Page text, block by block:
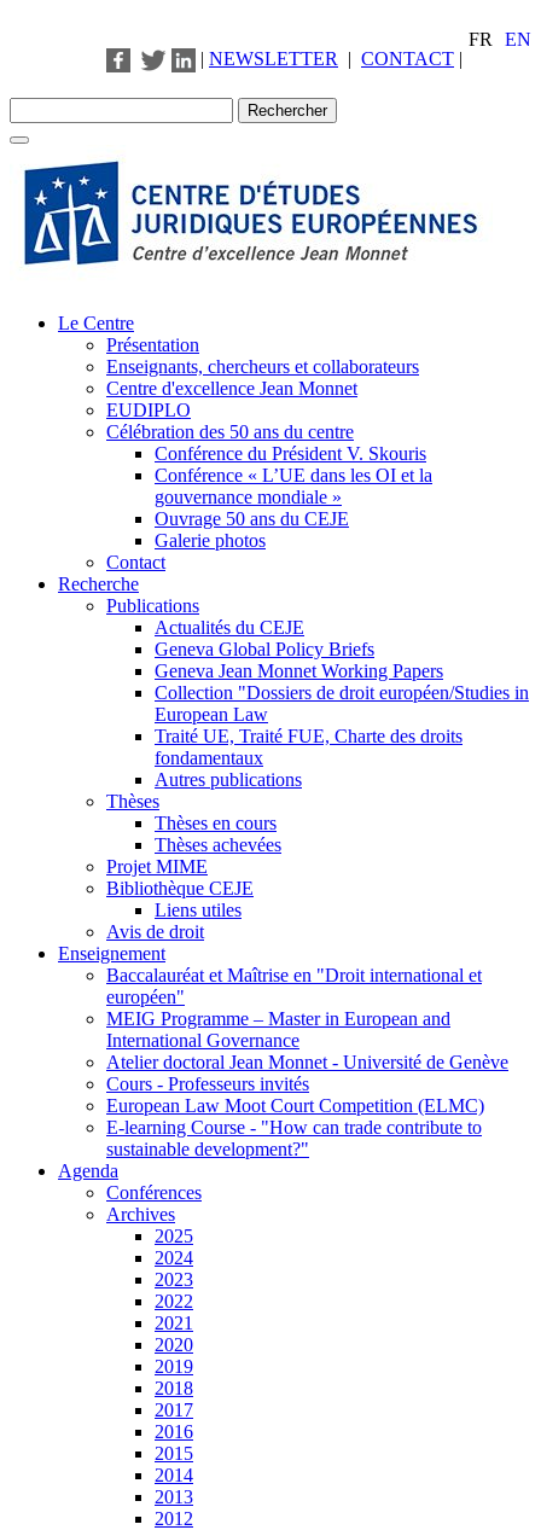
FR
EN
| NEWSLETTER | CONTACT |
Le Centre
Présentation
Enseignants, chercheurs et collaborateurs
Centre d'excellence Jean Monnet
EUDIPLO
Célébration des 50 ans du centre
Conférence du Président V. Skouris
Conférence « L’UE dans les OI et la
gouvernance mondiale »
Ouvrage 50 ans du CEJE
Galerie photos
Contact
Recherche
Publications
Actualités du CEJE
Geneva Global Policy Briefs
Geneva Jean Monnet Working Papers
Collection "Dossiers de droit européen/Studies in
European Law
Traité UE, Traité FUE, Charte des droits
fondamentaux
Autres publications
Thèses
Thèses en cours
Thèses achevées
Projet MIME
Bibliothèque CEJE
Liens utiles
Avis de droit
Enseignement
Baccalauréat et Maîtrise en "Droit international et
européen"
MEIG Programme – Master in European and
International Governance
Atelier doctoral Jean Monnet - Université de Genève
Cours - Professeurs invités
European Law Moot Court Competition (ELMC)
E-learning Course - "How can trade contribute to
sustainable development?"
Agenda
Conférences
Archives
2025
2024
2023
2022
2021
2020
2019
2018
2017
2016
2015
2014
2013
2012